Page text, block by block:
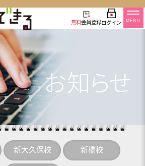
無料会員登録ログイン MENU
新大久保校 新橋校